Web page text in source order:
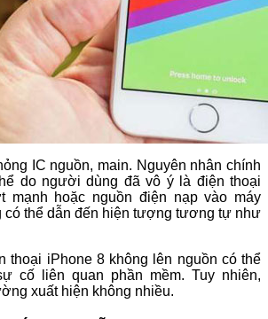
IC nguồn, main. Nguyên nhân chính
do người dùng đã vô ý là điện thoại
mạnh hoặc nguồn điện nạp vào máy
có thể dẫn đến hiện tượng tương tự như
thoại iPhone 8 không lên nguồn có thể
cố liên quan phần mềm. Tuy nhiên,
xuất hiện không nhiều.